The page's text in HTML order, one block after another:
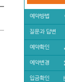
예약방법
질문과 답변
예약확인
예약변경
입금확인